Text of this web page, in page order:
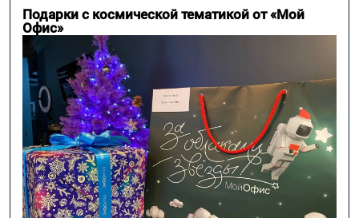
Подарки с космической тематикой от «Мой
Офис»